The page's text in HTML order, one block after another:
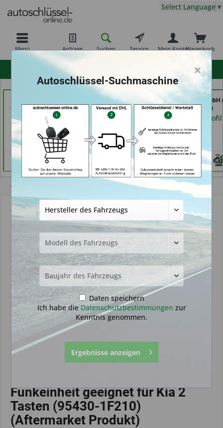
Menü Anfrage Suchen Service Warenkorb
Mein Konto
Select Language ▼
Schlüsseldienst GmbH
(in Freiburg)
Händlerprofil
der Schlüssel Service
Moos (in Märstetten)
Händlerprofil
TAYFUN 2.0 GmbH
Nürnberg)
Händlerprofil
Funkeinheit geeignet für Kia 2
Tasten (95430-1F210)
(Aftermarket Produkt)
×
Autoschlüssel-Suchmaschine
Daten speichern
Ich habe dieDatenschutzbestimmungen zur
Kenntnis genommen.
Ergebnisse anzeigen